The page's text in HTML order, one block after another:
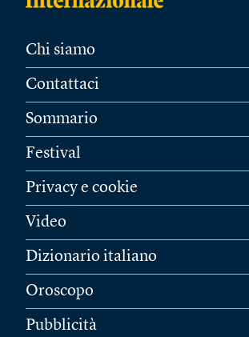
Chi siamo
Contattaci
Sommario
Festival
Privacy e cookie
Video
Dizionario italiano
Oroscopo
Pubblicità